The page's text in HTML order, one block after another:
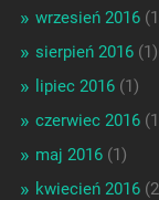
wrzesień 2016
sierpień 2016(1)
lipiec 2016(1)
czerwiec 2016
maj 2016(1)
kwiecień 2016